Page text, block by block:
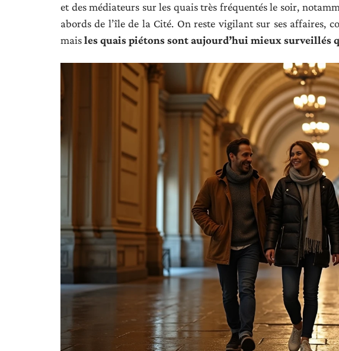
et des médiateurs sur les quais très fréquentés le soir,
abords de l’île de la Cité. On reste vigilant sur ses affaires,
maisles quais piétons sont aujourd’hui mieux surveillés